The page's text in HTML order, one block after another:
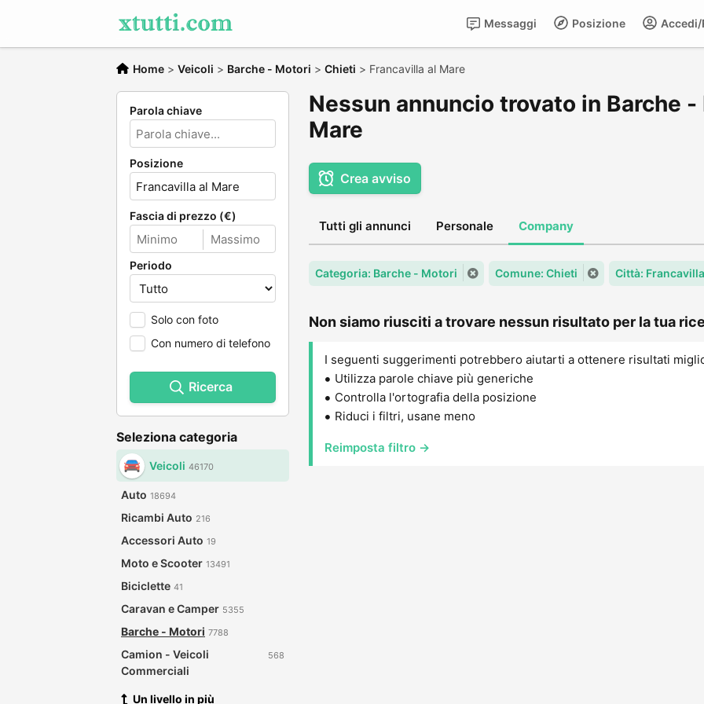
Posizione
Messaggi
Home > Veicoli > Barche - Motori > Chieti > Francavilla al Mare
Parola chiave
Posizione
Fascia di prezzo (€)
Periodo
Solo con foto
Con numero di telefono
Ricerca
Seleziona categoria
Veicoli 46170
Auto 18694
Ricambi Auto 216
Accessori Auto 19
Moto e Scooter 13491
Biciclette 41
Caravan e Camper 5355
Barche - Motori 7788
Camion - Veicoli
Commerciali
568
Un livello in più
Nessun annuncio trovato in Barche
Mare
Crea avviso
Tutti gli annunci Personale Company
Categoria: Barche - Motori Comune: Chieti Città:
Non siamo riusciti a trovare nessun risultato per la tua
I seguenti suggerimenti potrebbero aiutarti a ottenere risultati
Utilizza parole chiave più generiche
Controlla l'ortografia della posizione
Riduci i filtri, usane meno
Reimposta filtro →